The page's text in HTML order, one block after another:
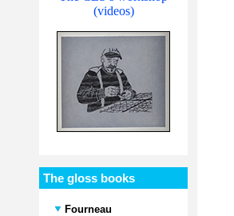
(videos)
The gloss books
Fourneau